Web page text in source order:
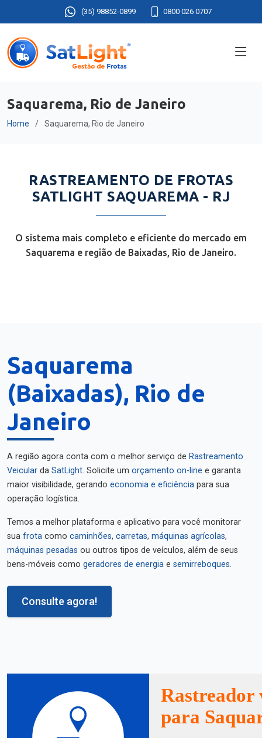
(35) 98852-0899 0800 026 0707
Saquarema, Rio de Janeiro
Home Saquarema, Rio de Janeiro
RASTREAMENTO DE FROTAS
SATLIGHT SAQUAREMA - RJ
O sistema mais completo e eficiente do mercado em
Saquarema e região de Baixadas, Rio de Janeiro.
Saquarema
(Baixadas), Rio de
Janeiro
A região agora conta com o melhor serviço de Rastreamento
Veicular da SatLight. Solicite um orçamento on-line e garanta
maior visibilidade, gerando economia e eficiência para sua
operação logística.
Temos a melhor plataforma e aplicativo para você monitorar
sua frota como caminhões, carretas, máquinas agrícolas,
máquinas pesadas ou outros tipos de veículos, além de seus
bens-móveis como geradores de energia e semirreboques.
Consulte agora!
Rastreador
para